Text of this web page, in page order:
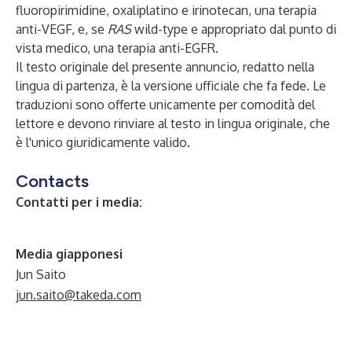
fluoropirimidine, oxaliplatino e irinotecan, una terapia
anti-VEGF, e, se RASwild-type e appropriato dal punto di
vista medico, una terapia anti-EGFR.
Il testo originale del presente annuncio, redatto nella
lingua di partenza, è la versione ufficiale che fa fede. Le
traduzioni sono offerte unicamente per comodità del
lettore e devono rinviare al testo in lingua originale, che
è l'unico giuridicamente valido.
Contacts
Contatti per i media:
Media giapponesi
Jun Saito
jun.saito@takeda.com